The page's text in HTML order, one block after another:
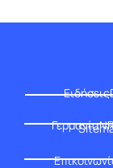
Ειδήσεις
Γερμανία